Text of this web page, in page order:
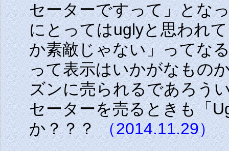
セーターですって」とな
にとってはuglyと思われ
か素敵じゃない」ってな
って表示はいかがなもの
ズンに売られるであろう
セーターを売るときも「
か？？？（2014.11.29）